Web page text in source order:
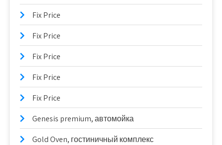
Fix Price
Fix Price
Fix Price
Fix Price
Fix Price
Genesis premium, автомойка
Gold Oven, гостиничный комплекс